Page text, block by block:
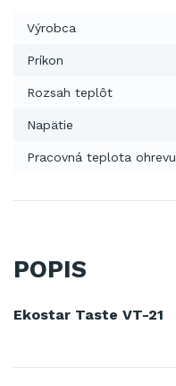
Výrobca
Príkon
Rozsah teplôt
Napätie
Pracovná teplota ohrevu
POPIS
Ekostar Taste VT-21